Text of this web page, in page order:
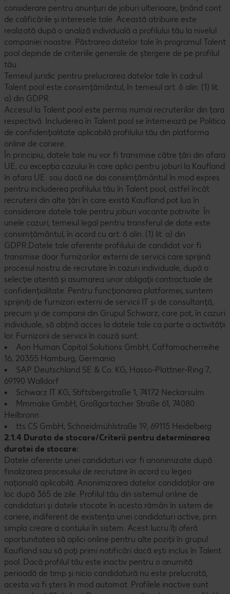
considerare pentru anunțuri de joburi ulterioare, ținând cont
de calificările și interesele tale. Această atribuire este
realizată după o analiză individuală a profilului tău la nivelul
companiei noastre. Păstrarea datelor tale în programul Talent
pool depinde de criteriile generale de ștergere de pe profilul
tău.
Temeiul juridic pentru prelucrarea datelor tale în cadrul
Talent pool este consimțământul, în temeiul art. 6 alin. (1) lit.
a) din GDPR.
Accesul la Talent pool este permis numai recruterilor din țara
respectivă. Includerea în Talent pool se întemeiază pe Politica
de confidențialitate aplicabilă profilului tău din platforma
online de cariere.
În principiu, datele tale nu vor fi transmise către țări din afara
UE, cu excepția cazului în care aplici pentru joburi la Kaufland
în afara UE sau dacă ne dai consimțământul în mod expres
pentru includerea profilului tău în Talent pool, astfel încât
recruterii din alte țări în care există Kaufland pot lua în
considerare datele tale pentru joburi vacante potrivite. În
unele cazuri, temeiul legal pentru transferul de date este
consimțământul, în acord cu art. 6 alin. (1) lit. a) din
GDPR.Datele tale aferente profilului de candidat vor fi
transmise doar furnizorilor externi de servicii care sprijină
procesul nostru de recrutare în cazuri individuale, după o
selecție atentă și asumarea unor obligații contractuale de
confidențialitate. Pentru funcționarea platformei, suntem
sprijiniți de furnizori externi de servicii IT și de consultanță,
precum și de companii din Grupul Schwarz, care pot, în cazuri
individuale, să obțină acces la datele tale ca parte a activității
lor. Furnizorii de servicii în cauză sunt:
• Aon Human Capital Solutions GmbH, Caffamacherreihe
16, 20355 Hamburg, Germania
• SAP Deutschland SE & Co. KG, Hasso-Plattner-Ring 7,
69190 Walldorf
• Schwarz IT KG, Stiftsbergstraße 1, 74172 Neckarsulm
• Mmmake GmbH, Großgartacher Straße 61, 74080
Heilbronn
• tts CS GmbH, Schneidmühlstraße 19, 69115 Heidelberg
2.1.4 Durata de stocare/Criterii pentru determinarea
duratei de stocare:
Datele aferente unei candidaturi vor fi anonimizate după
finalizarea procesului de recrutare în acord cu legea
națională aplicabilă. Anonimizarea datelor candidaților are
loc după 365 de zile. Profilul tău din sistemul online de
candidaturi și datele stocate în acesta rămân în sistem de
cariere, indiferent de existența unei candidaturi active, prin
simpla creare a contului în sistem. Acest lucru îți oferă
oportunitatea să aplici online pentru alte poziții în grupul
Kaufland sau să poți primi notificări dacă ești inclus în Talent
pool. Dacă profilul tău este inactiv pentru o anumită
perioadă de timp și nicio candidatură nu este prelucrată,
acesta va fi șters în mod automat. Profilele inactive sunt